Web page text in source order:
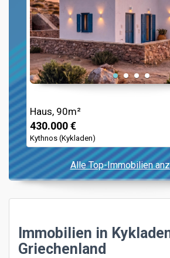
Haus, 90m²
430.000 €
Kythnos (Kykladen)
Alle Top-Immobilien
Immobilien in
Griechenland